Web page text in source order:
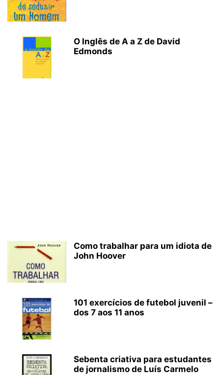
O Inglês de A a Z de David
Edmonds
Como trabalhar para um idiota de
John Hoover
101 exercícios de futebol juvenil –
dos 7 aos 11 anos
Sebenta criativa para estudantes
de jornalismo de Luís Carmelo